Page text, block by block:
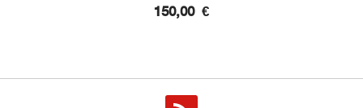
150,00 €